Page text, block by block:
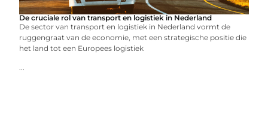
De cruciale rol van transport en logistiek in Nederland
De sector van transport en logistiek in Nederland vormt de
ruggengraat van de economie, met een strategische positie die
het land tot een Europees logistiek
...